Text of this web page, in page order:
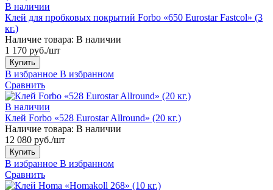
В наличии
Клей для пробковых покрытий Forbo «650 Eurostar Fastcol» (3
кг.)
Наличие товара: В наличии
1 170 руб./шт
Купить
В избранное В избранном
Сравнить
В наличии
Клей Forbo «528 Eurostar Allround» (20 кг.)
Наличие товара: В наличии
12 080 руб./шт
Купить
В избранное В избранном
Сравнить